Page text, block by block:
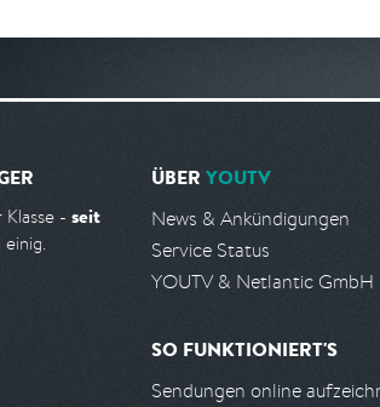
- seit
einig.
ÜBER YOUTV
News & Ankündigungen
Service Status
YOUTV & Netlantic GmbH
SO FUNKTIONIERT'S
Sendungen online